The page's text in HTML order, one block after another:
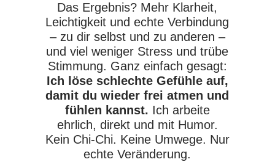
Das Ergebnis? Mehr Klarheit,
Leichtigkeit und echte Verbindung
– zu dir selbst und zu anderen –
und viel weniger Stress und trübe
Stimmung. Ganz einfach gesagt:
Ich löse schlechte Gefühle auf,
damit du wieder frei atmen und
fühlen kannst. Ich arbeite
ehrlich, direkt und mit Humor.
Kein Chi-Chi. Keine Umwege. Nur
echte Veränderung.